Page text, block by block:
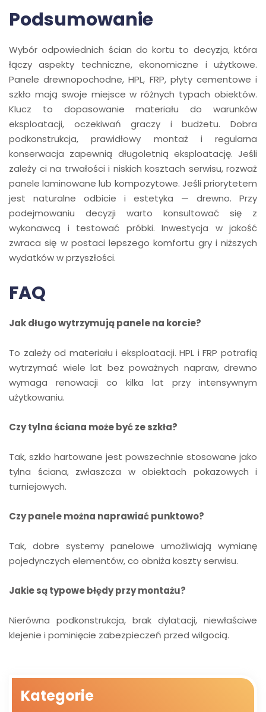
Podsumowanie
Wybór odpowiednich ścian do kortu to decyzja, która
łączy aspekty techniczne, ekonomiczne i użytkowe.
Panele drewnopochodne, HPL, FRP, płyty cementowe i
szkło mają swoje miejsce w różnych typach obiektów.
Klucz to dopasowanie materiału do warunków
eksploatacji, oczekiwań graczy i budżetu. Dobra
podkonstrukcja, prawidłowy montaż i regularna
konserwacja zapewnią długoletnią eksploatację. Jeśli
zależy ci na trwałości i niskich kosztach serwisu, rozważ
panele laminowane lub kompozytowe. Jeśli priorytetem
jest naturalne odbicie i estetyka — drewno. Przy
podejmowaniu decyzji warto konsultować się z
wykonawcą i testować próbki. Inwestycja w jakość
zwraca się w postaci lepszego komfortu gry i niższych
wydatków w przyszłości.
FAQ
Jak długo wytrzymują panele na korcie?
To zależy od materiału i eksploatacji. HPL i FRP potrafią
wytrzymać wiele lat bez poważnych napraw, drewno
wymaga renowacji co kilka lat przy intensywnym
użytkowaniu.
Czy tylna ściana może być ze szkła?
Tak, szkło hartowane jest powszechnie stosowane jako
tylna ściana, zwłaszcza w obiektach pokazowych i
turniejowych.
Czy panele można naprawiać punktowo?
Tak, dobre systemy panelowe umożliwiają wymianę
pojedynczych elementów, co obniża koszty serwisu.
Jakie są typowe błędy przy montażu?
Nierówna podkonstrukcja, brak dylatacji, niewłaściwe
klejenie i pominięcie zabezpieczeń przed wilgocią.
Kategorie